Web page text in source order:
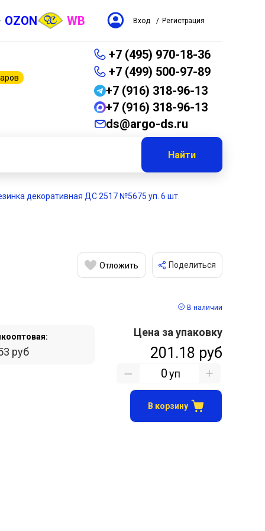
OZON WB Вход / Регистрация
+7 (495) 970-18-36
+7 (499) 500-97-89
+7 (916) 318-96-13
+7 (916) 318-96-13
ds@argo-ds.ru
Найти
декоративная ДС 2517 №5675 уп. 6 шт.
Отложить Поделиться
В наличии
руб
Цена за упаковку
201.18 руб
уп
В корзину